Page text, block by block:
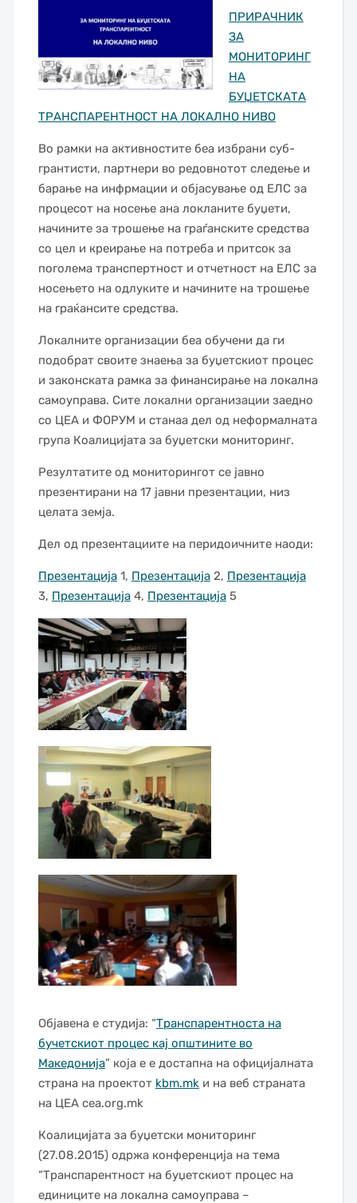
ПРИРАЧНИК
ЗА
МОНИТОРИНГ
НА
БУЏЕТСКАТА
ТРАНСПАРЕНТНОСТ НА ЛОКАЛНО НИВО
Во рамки на активностите беа избрани суб-
грантисти, партнери во редовнотот следење и
барање на инфрмации и објасување од ЕЛС за
процесот на носење ана локланите буџети,
начините за трошење на граѓанските средства
со цел и креирање на потреба и притсок за
поголема транспертност и отчетност на ЕЛС за
носењето на одлуките и начините на трошење
на граќансите средства.
Локалните организации беа обучени да ги
подобрат своите знаења за буџетскиот процес
и законската рамка за финансирање на локална
самоуправа. Сите локални организации заедно
со ЦЕА и ФОРУМ и станаа дел од неформалната
група Коалицијата за буџетски мониторинг.
Резултатите од мониторингот се јавно
презентирани на 17 јавни презентации, низ
целата земја.
Дел од презентациите на перидоичните наоди:
Презентација1, Презентација2, Презентација
3, Презентација4, Презентација5
Објавена е студија: “Транспарентноста на
бучетскиот процес кај општините во
Македонија” која е е достапна на официјалната
страна на проектот kbm.mkи на веб страната
на ЦЕА cea.org.mk
Коалицијата за буџетски мониторинг
(27.08.2015) одржа конференција на тема
“Транспарентност на буџетскиот процес на
единиците на локална самоуправа –